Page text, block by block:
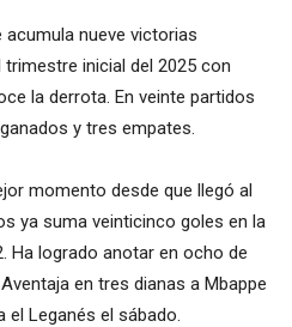
acumula nueve victorias
inicial del 2025 con
la derrota. En veinte partidos
y tres empates.
momento desde que llegó al
ya suma veinticinco goles en la
Ha logrado anotar en ocho de
en tres dianas a Mbappe
Leganés el sábado.